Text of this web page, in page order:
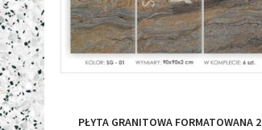
PŁYTA GRANITOWA FORMATOWANA 2